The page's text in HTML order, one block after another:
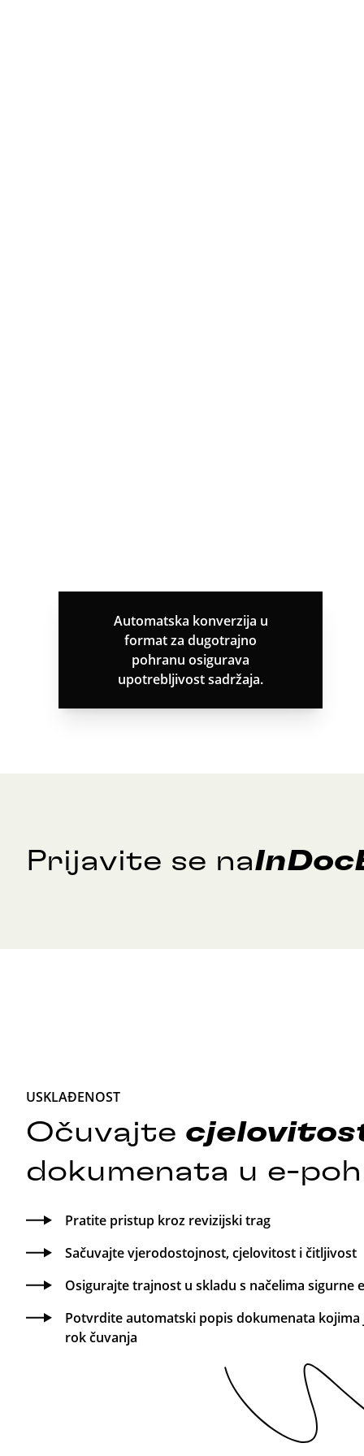
Automatska konverzija u
format za dugotrajno
pohranu osigurava
upotrebljivost sadržaja.
Prijavite se naInDoc
USKLAĐENOST
Očuvajte
dokumenata u e-
Pratite pristup kroz revizijski trag
Sačuvajte vjerodostojnost, cjelovitost i čitljivost
Osigurajte trajnost u skladu s načelima sigurne
Potvrdite automatski popis dokumenata kojima
rok čuvanja